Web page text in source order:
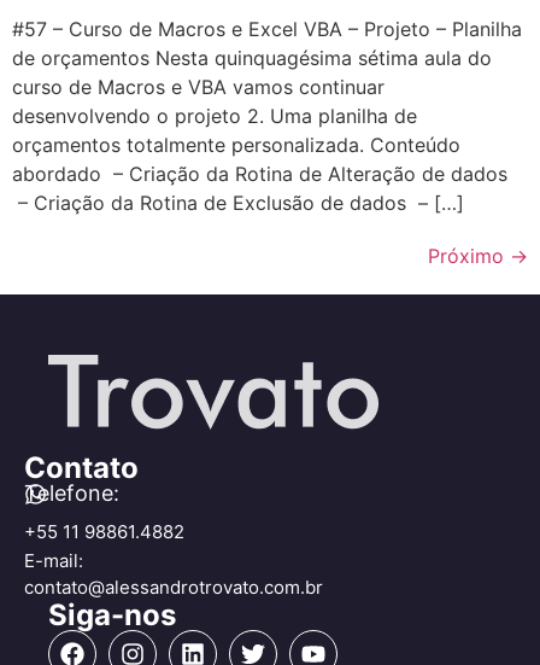
#57 – Curso de Macros e Excel VBA – Projeto – Planilha
de orçamentos Nesta quinquagésima sétima aula do
curso de Macros e VBA vamos continuar
desenvolvendo o projeto 2. Uma planilha de
orçamentos totalmente personalizada. Conteúdo
abordado – Criação da Rotina de Alteração de dados
– Criação da Rotina de Exclusão de dados – […]
Próximo →
Contato
Telefone:
+55 11 98861.4882
E-mail:
contato@alessandrotrovato.com.br
Siga-nos